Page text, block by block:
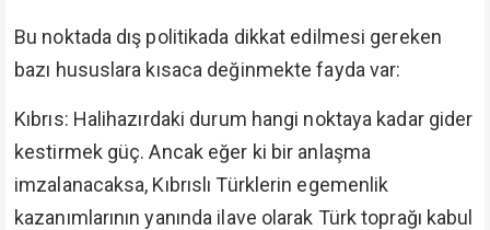
Bu noktada dış politikada dikkat edilmesi gereken
bazı hususlara kısaca değinmekte fayda var:
Kıbrıs: Halihazırdaki durum hangi noktaya kadar gider
kestirmek güç. Ancak eğer ki bir anlaşma
imzalanacaksa, Kıbrıslı Türklerin egemenlik
kazanımlarının yanında ilave olarak Türk toprağı kabul